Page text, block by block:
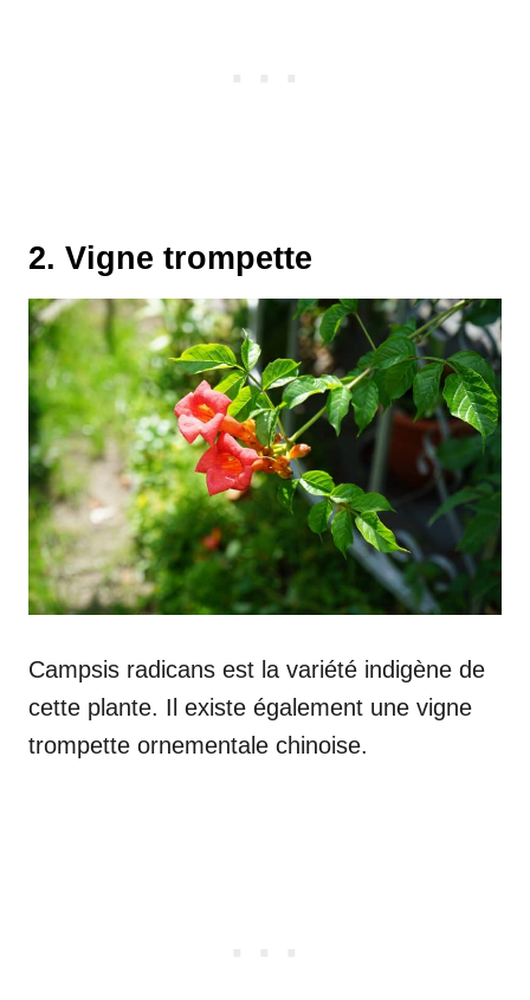
2. Vigne trompette
Campsis radicans est la variété indigène de
cette plante. Il existe également une vigne
trompette ornementale chinoise.